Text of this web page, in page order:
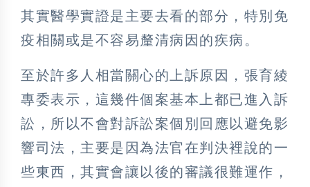
其實醫學實證是主要去看的部分，特別免
疫相關或是不容易釐清病因的疾病。
至於許多人相當關心的上訴原因，張育綾
專委表示，這幾件個案基本上都已進入訴
訟，所以不會對訴訟案個別回應以避免影
響司法，主要是因為法官在判決裡說的一
些東西，其實會讓以後的審議很難運作，